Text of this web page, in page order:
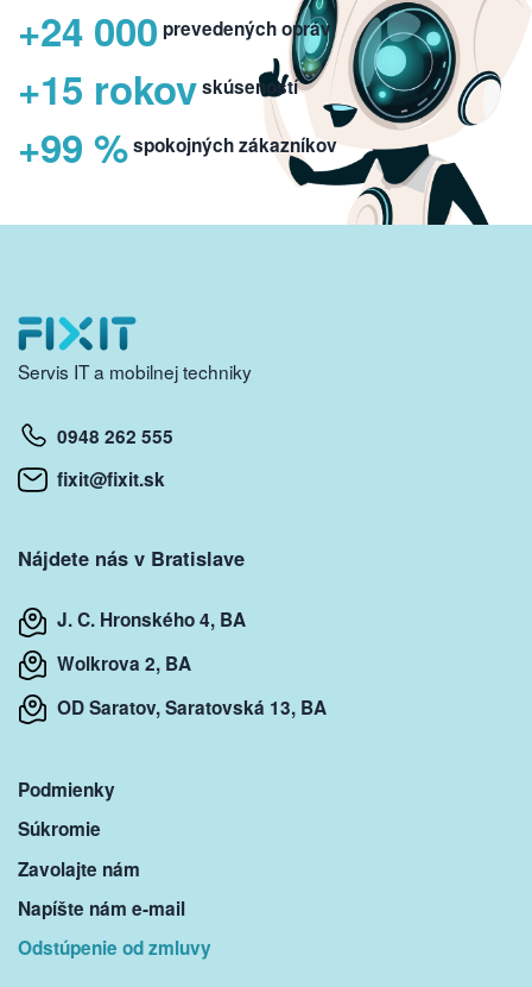
+24 000 prevedených opráv
+15 rokovskúseností
+99 %spokojných zákazníkov
Servis IT a mobilnej techniky
0948 262 555
fixit@fixit.sk
Nájdete nás v Bratislave
J. C. Hronského 4, BA
Wolkrova 2, BA
OD Saratov, Saratovská 13, BA
Podmienky
Súkromie
Zavolajte nám
Napíšte nám e-mail
Odstúpenie od zmluvy